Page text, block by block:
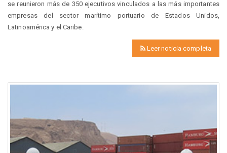
se reunieron más de 350 ejecutivos vinculados a las más importantes
empresas del sector marítimo portuario de Estados Unidos,
Latinoamérica y el Caribe.
Leer noticia completa